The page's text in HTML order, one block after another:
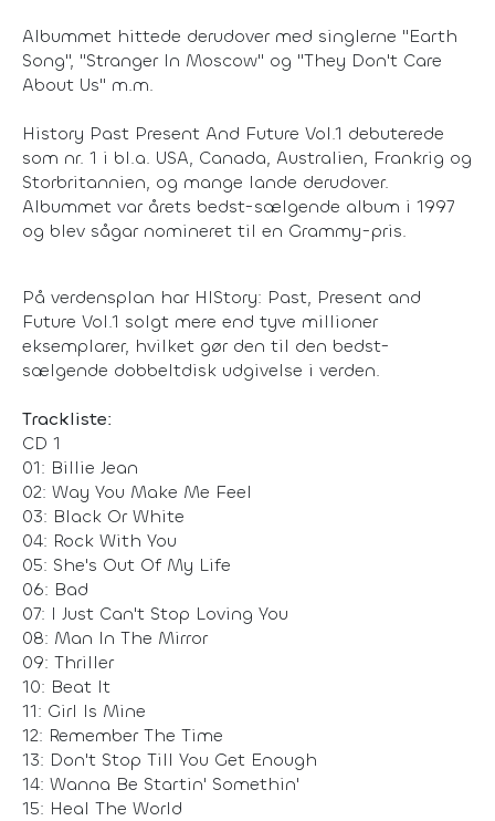
Albummet hittede derudover med singlerne "Earth
Song", "Stranger In Moscow" og "They Don't Care
About Us" m.m.
History Past Present And Future Vol.1 debuterede
som nr. 1 i bl.a. USA, Canada, Australien, Frankrig og
Storbritannien, og mange lande derudover.
Albummet var årets bedst-sælgende album i 1997
og blev sågar nomineret til en Grammy-pris.
På verdensplan har HIStory: Past, Present and
Future Vol.1 solgt mere end tyve millioner
eksemplarer, hvilket gør den til den bedst-
sælgende dobbeltdisk udgivelse i verden.
Trackliste:
CD 1
01: Billie Jean
02: Way You Make Me Feel
03: Black Or White
04: Rock With You
05: She's Out Of My Life
06: Bad
07: I Just Can't Stop Loving You
08: Man In The Mirror
09: Thriller
10: Beat It
11: Girl Is Mine
12: Remember The Time
13: Don't Stop Till You Get Enough
14: Wanna Be Startin' Somethin'
15: Heal The World